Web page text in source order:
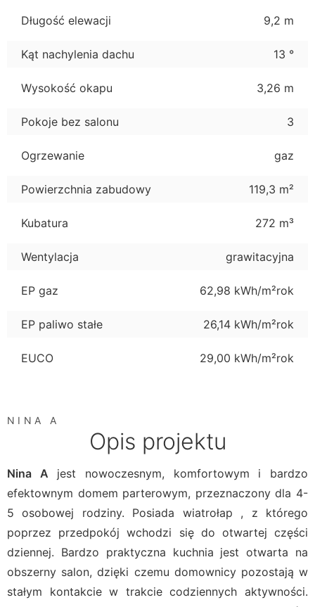
Długość elewacji 9,2 m
Kąt nachylenia dachu 13 °
Wysokość okapu 3,26 m
Pokoje bez salonu 3
Ogrzewanie gaz
Powierzchnia zabudowy 119,3 m²
Kubatura 272 m³
Wentylacja grawitacyjna
EP gaz 62,98 kWh/m²rok
EP paliwo stałe 26,14 kWh/m²rok
EUCO 29,00 kWh/m²rok
NINA A
Opis projektu
Nina A jest nowoczesnym, komfortowym i bardzo
efektownym domem parterowym, przeznaczony dla 4-
5 osobowej rodziny. Posiada wiatrołap , z którego
poprzez przedpokój wchodzi się do otwartej części
dziennej. Bardzo praktyczna kuchnia jest otwarta na
obszerny salon, dzięki czemu domownicy pozostają w
stałym kontakcie w trakcie codziennych aktywności.